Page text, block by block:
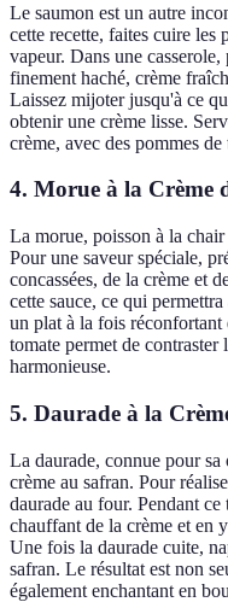
Le saumon est un autre
cette recette, faites cuire les
vapeur. Dans une
finement haché, crème
Laissez mijoter jusqu'à ce
obtenir une crème lisse.
crème, avec des pommes
4. Morue à la Crème
La morue, poisson à la
Pour une saveur spéciale,
concassées, de la crème et
cette sauce, ce qui
un plat à la fois réconfortant
tomate permet de
harmonieuse.
5. Daurade à la
La daurade, connue pour sa
crème au safran. Pour
daurade au four. Pendant
chauffant de la crème et en
Une fois la daurade cuite,
safran. Le résultat est non
également enchantant en